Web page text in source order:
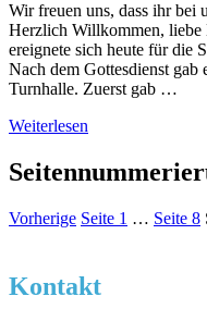
Wir freuen uns, dass ihr bei
Herzlich Willkommen, liebe
ereignete sich heute für die
Nach dem Gottesdienst
Turnhalle. Zuerst gab …
Weiterlesen
Vorherige Seite 1 … Seite 8
Kontakt